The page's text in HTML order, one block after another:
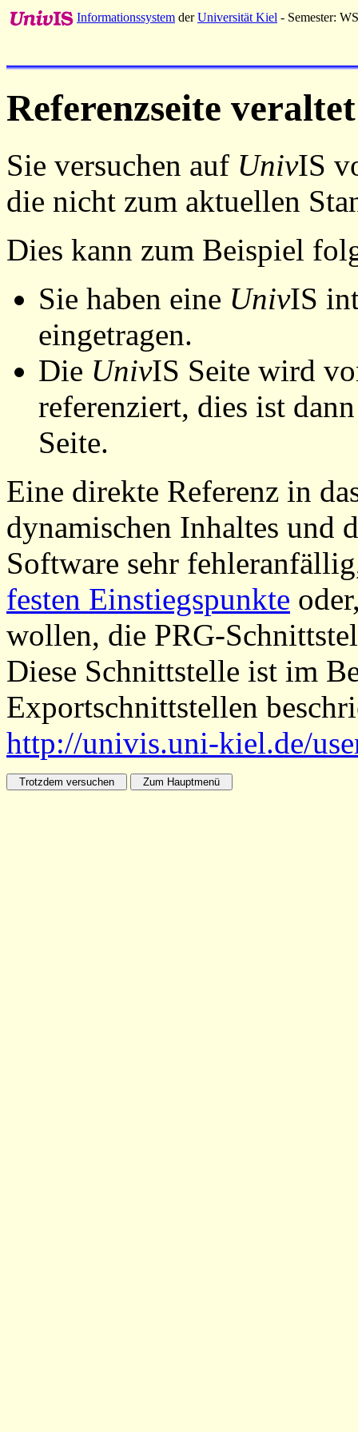
Informationssystem derUniversität Kiel - Semester:
Referenzseite veraltet
Sie versuchen auf UnivIS
die nicht zum aktuellen
Dies kann zum Beispiel
Sie haben eine UnivIS
eingetragen.
Die UnivIS Seite wird
referenziert, dies ist
Seite.
Eine direkte Referenz in
dynamischen Inhaltes und
Software sehr
festen Einstiegspunkte
wollen, die PRG-
Diese Schnittstelle ist im
Exportschnittstellen
http://univis.uni-kiel.de/